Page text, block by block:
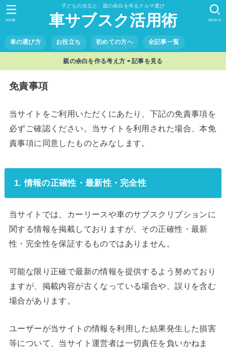
子どもの自立と、親の余白を作るクルマ選び
車サブスク活用術
車の選び方 お役立ち 初めての方へ 全記事一覧
SEARCH
MENU
親の余白を作る考え方 ⇨ 記事を見る
免責事項
当サイトをご利用いただくにあたり、下記の免責事項を
必ずご確認ください。当サイトを利用された場合、本免
責事項に同意したものとみなします。
1. 情報の正確性・最新性・完全性
当サイトでは、カーリースや車のサブスクリプションに
関する情報を掲載しておりますが、その正確性・最新
性・完全性を保証するものではありません。
可能な限り正確で最新の情報を提供するよう努めており
ますが、掲載内容が古くなっている場合や、誤りを含む
場合があります。
ユーザーが当サイトの情報を利用した結果発生した損害
等について、当サイト運営者は一切責任を負いかねま